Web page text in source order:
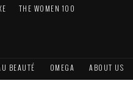
THE WOMEN 100
BEAUTÉ OMEGA ABOUT US